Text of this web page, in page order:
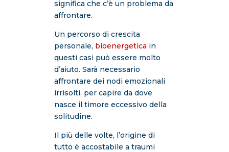
significa che c’è un problema da
affrontare.
Un percorso di crescita
personale, bioenergetica in
questi casi può essere molto
d’aiuto. Sarà necessario
affrontare dei nodi emozionali
irrisolti, per capire da dove
nasce il timore eccessivo della
solitudine.
Il più delle volte, l’origine di
tutto è accostabile a traumi